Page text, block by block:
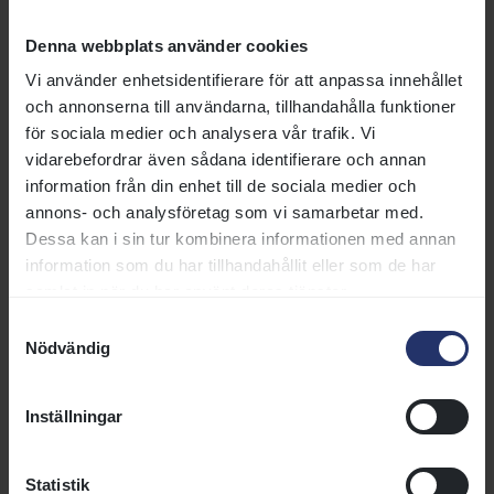
Denna webbplats använder cookies
Vi använder enhetsidentifierare för att anpassa innehållet
och annonserna till användarna, tillhandahålla funktioner
för sociala medier och analysera vår trafik. Vi
vidarebefordrar även sådana identifierare och annan
information från din enhet till de sociala medier och
annons- och analysföretag som vi samarbetar med.
Dessa kan i sin tur kombinera informationen med annan
information som du har tillhandahållit eller som de har
Nödvändig
Inställningar
Statistik
hästarna har anlänt till Dubai och
lärlingssatsningen utvecklas. Om
detta och mycket annat kan du
läsa i den här upplagan av
fredagsbloggen, där
galoppexperten Niclas Cronberg
skriver om de senaste
händelserna inom galoppsporten.
Blogginlägg | 24 december 2021
Läs mer
Mimmi Jarl deltog i World Arabian
Horse Racing Conference
Marocko för att vara med på
Mansoor Bin Zayed Al Nahyan
Läs mer